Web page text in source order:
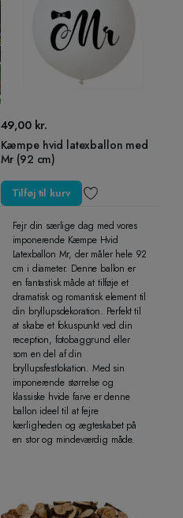
49,00 kr.
Kæmpe hvid latexballon med
Mr (92 cm)
Tilføj til kurv
Fejr din særlige dag med vores
imponerende Kæmpe Hvid
Latexballon Mr, der måler hele 92
cm i diameter. Denne ballon er
en fantastisk måde at tilføje et
dramatisk og romantisk element til
din bryllupsdekoration. Perfekt til
at skabe et fokuspunkt ved din
reception, fotobaggrund eller
som en del af din
bryllupsfestlokation. Med sin
imponerende størrelse og
klassiske hvide farve er denne
ballon ideel til at fejre
kærligheden og ægteskabet på
en stor og mindeværdig måde.